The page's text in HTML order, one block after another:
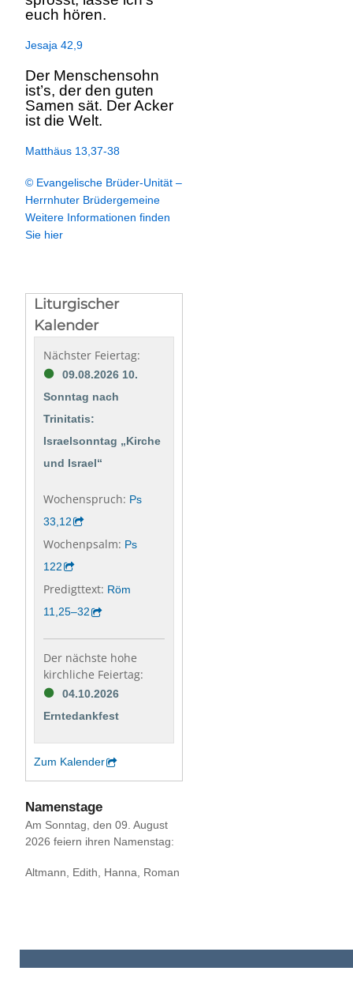
euch hören.
Jesaja 42,9
Der Menschensohn
ist’s, der den guten
Samen sät. Der Acker
ist die Welt.
Matthäus 13,37-38
© Evangelische Brüder-Unität –
Herrnhuter Brüdergemeine
Weitere Informationen finden
Sie hier
Liturgischer
Kalender
Nächster Feiertag:
09.08.2026 10.
Sonntag nach
Trinitatis:
Israelsonntag „Kirche
und Israel“
Wochenspruch: Ps
33,12
Wochenpsalm: Ps
122
Predigttext: Röm
11,25–32
Der nächste hohe
kirchliche Feiertag:
04.10.2026
Erntedankfest
Zum Kalender
Namenstage
Am Sonntag, den 09. August
2026 feiern ihren Namenstag:
Altmann, Edith, Hanna, Roman